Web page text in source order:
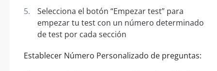
Selecciona el botón “Empezar test” para
empezar tu test con un número determinado
de test por cada sección
Establecer Número Personalizado de preguntas: